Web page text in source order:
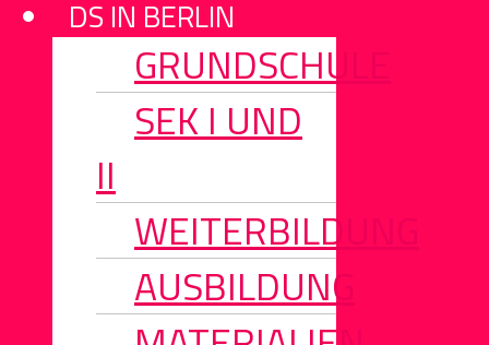
DS IN BERLIN
GRUNDSCHULE
SEK I UND
II
WEITERBILDUNG
AUSBILDUNG